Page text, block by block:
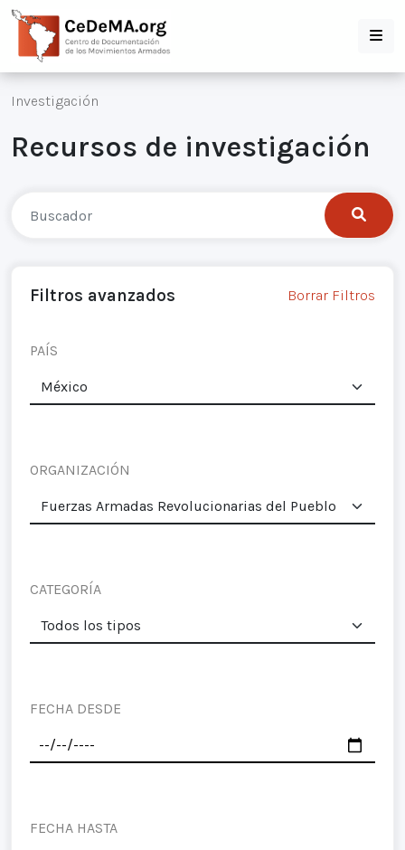
Investigación
Recursos de investigación
Filtros avanzados Borrar Filtros
PAÍS
ORGANIZACIÓN
CATEGORÍA
FECHA DESDE
FECHA HASTA